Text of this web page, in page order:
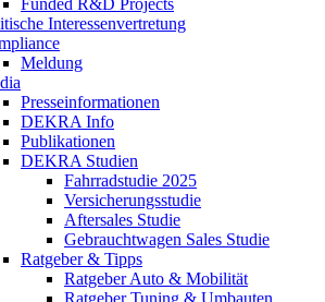
Interessenvertretung
Meldung
Presseinformationen
DEKRA Info
Publikationen
DEKRA Studien
Fahrradstudie 2025
Versicherungsstudie
Aftersales Studie
Gebrauchtwagen Sales Studie
Ratgeber & Tipps
Ratgeber Auto & Mobilität
Ratgeber Tuning & Umbauten